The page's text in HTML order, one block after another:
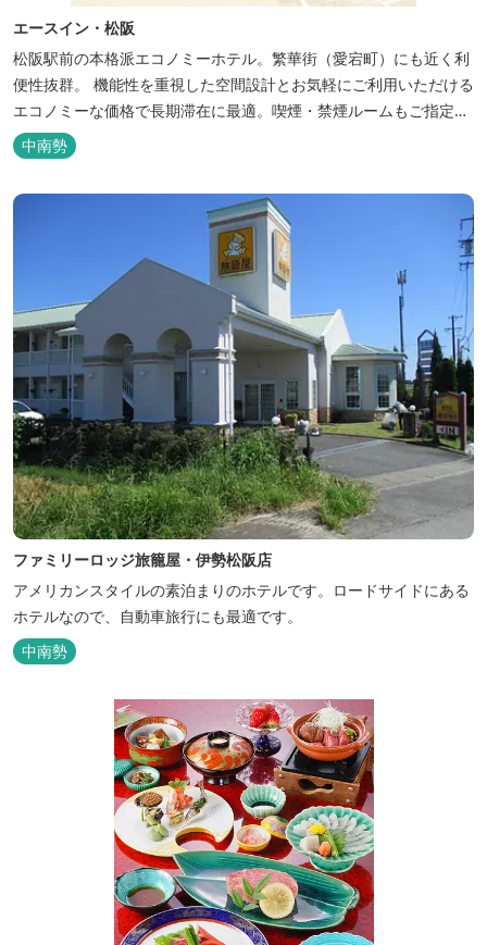
エースイン・松阪
松阪駅前の本格派エコノミーホテル。繁華街（愛宕町）にも近く利
便性抜群。 機能性を重視した空間設計とお気軽にご利用いただける
エコノミーな価格で長期滞在に最適。喫煙・禁煙ルームもご指定い
ただけます。 無料サービス ・３０種類以上の和洋朝食ビュッフェ
（6:30～9:30） ・アルコールも無料のウェルカムドリンクサービス
中南勢
ファミリーロッジ旅籠屋・伊勢松阪店
アメリカンスタイルの素泊まりのホテルです。ロードサイドにある
ホテルなので、自動車旅行にも最適です。
中南勢